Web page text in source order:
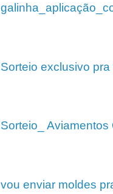
Sorteio exclusivo
Sorteio_ Aviamentos
vou enviar moldes